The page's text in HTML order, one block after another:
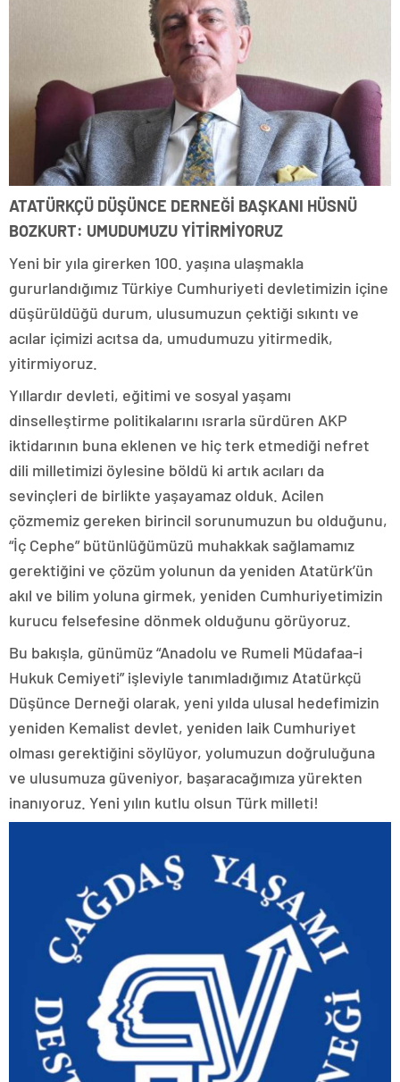
ATATÜRKÇÜ DÜŞÜNCE DERNEĞİ BAŞKANI HÜSNÜ
BOZKURT: UMUDUMUZU YİTİRMİYORUZ
Yeni bir yıla girerken 100. yaşına ulaşmakla
gururlandığımız Türkiye Cumhuriyeti devletimizin içine
düşürüldüğü durum, ulusumuzun çektiği sıkıntı ve
acılar içimizi acıtsa da, umudumuzu yitirmedik,
yitirmiyoruz.
Yıllardır devleti, eğitimi ve sosyal yaşamı
dinselleştirme politikalarını ısrarla sürdüren AKP
iktidarının buna eklenen ve hiç terk etmediği nefret
dili milletimizi öylesine böldü ki artık acıları da
sevinçleri de birlikte yaşayamaz olduk. Acilen
çözmemiz gereken birincil sorunumuzun bu olduğunu,
“İç Cephe” bütünlüğümüzü muhakkak sağlamamız
gerektiğini ve çözüm yolunun da yeniden Atatürk’ün
akıl ve bilim yoluna girmek, yeniden Cumhuriyetimizin
kurucu felsefesine dönmek olduğunu görüyoruz.
Bu bakışla, günümüz “Anadolu ve Rumeli Müdafaa-i
Hukuk Cemiyeti” işleviyle tanımladığımız Atatürkçü
Düşünce Derneği olarak, yeni yılda ulusal hedefimizin
yeniden Kemalist devlet, yeniden laik Cumhuriyet
olması gerektiğini söylüyor, yolumuzun doğruluğuna
ve ulusumuza güveniyor, başaracağımıza yürekten
inanıyoruz. Yeni yılın kutlu olsun Türk milleti!